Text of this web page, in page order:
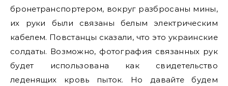
бронетранспортером, вокруг разбросаны мины,
их руки были связаны белым электрическим
кабелем. Повстанцы сказали, что это украинские
солдаты. Возможно, фотография связанных рук
будет использована как свидетельство
леденящих кровь пыток. Но давайте будем